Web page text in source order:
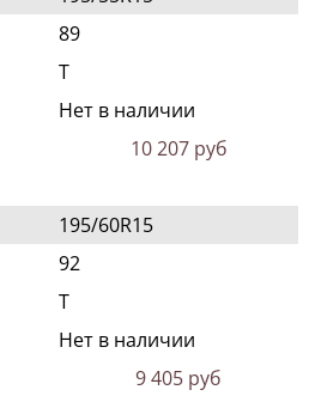
89
T
Нет в наличии
10 207 руб
195/60R15
92
T
Нет в наличии
9 405 руб